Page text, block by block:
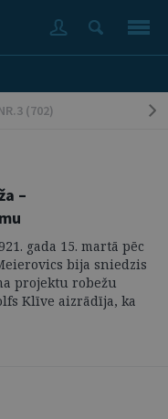
(702)
–
gada 15. martā pēc
bija sniedzis
projektu robežu
Klīve aizrādīja, ka